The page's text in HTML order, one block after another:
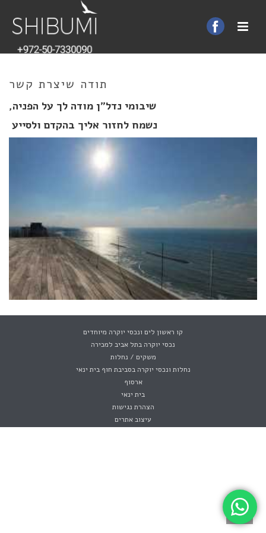
תודה שיצרת קשר
שיבומי נדל"ן מודה לך על הפניה,
נשמח לחזור אליך בהקדם ולסייע
קו ראשון לים ונכסי יוקרה מיוחדים
נכסי יוקרה בתל אביב למכירה
משקים / נחלות
נחלות ונכסי יוקרה בסביבת חוף בית ינאי
ארסוף
בית ינאי
הצהרת נגישות
עיצוב אתרים